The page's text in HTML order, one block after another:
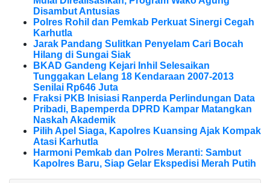
Disambut Antusias
Polres Rohil dan Pemkab Perkuat Sinergi Cegah
Karhutla
Jarak Pandang Sulitkan Penyelam Cari Bocah
Hilang di Sungai Siak
BKAD Gandeng Kejari Inhil Selesaikan
Tunggakan Lelang 18 Kendaraan 2007-2013
Senilai Rp646 Juta
Fraksi PKB Inisiasi Ranperda Perlindungan Data
Pribadi, Bapemperda DPRD Kampar Matangkan
Naskah Akademik
Pilih Apel Siaga, Kapolres Kuansing Ajak Kompak
Atasi Karhutla
Harmoni Pemkab dan Polres Meranti: Sambut
Kapolres Baru, Siap Gelar Ekspedisi Merah Putih